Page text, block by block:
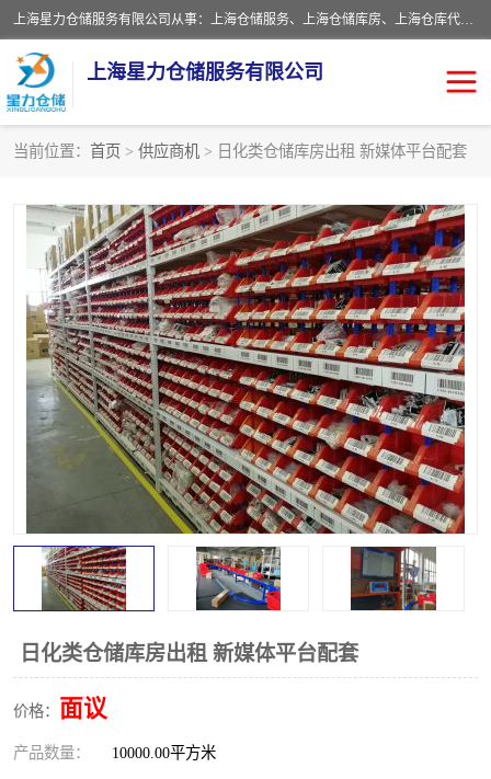
上海星力仓储服务有限公司从事：上海仓储服务、上海仓储库房、上海仓库代运营、上海仓库对外出租、上海仓库外包、上海三方仓储、上海电商仓储代发、上海电商代发货仓库、上海托管仓库、上海仓储配送。上海星力仓储服务有限公司现在拥有100个分仓、10万余平方的标准库房，精炼员工几百名，与几千家客户合作，公司已跻身上海仓储行业前列。欢迎来电咨询！
上海星力仓储服务有限公司
当前位置： 首页 > 供应商机 > 日化类仓储库房出租 新媒体平台配套
日化类仓储库房出租 新媒体平台配套
价格： 面议
产品数量： 10000.00平方米
上海仓储配送 上海仓库外包
上海仓库代运营 上海托管仓库
上海第三方仓储 上海仓储服务
仓储 上海电商代发货仓库
上海托管仓库